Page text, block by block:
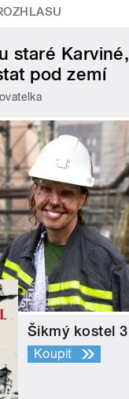
staré Karviné,
pod zemí
Šikmý kostel 3
Koupit